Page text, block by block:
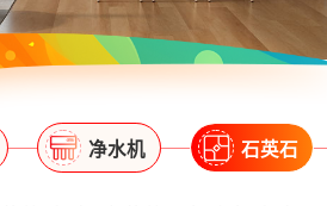
净水机 石英石